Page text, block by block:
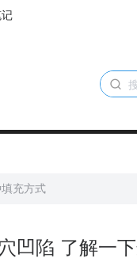
充方式
凹陷 了解一